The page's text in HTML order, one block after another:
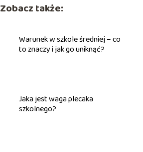
Zobacz także:
Warunek w szkole średniej – co
to znaczy i jak go uniknąć?
Jaka jest waga plecaka
szkolnego?